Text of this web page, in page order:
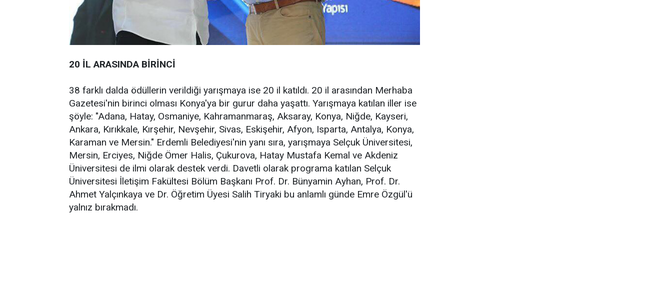
20 İL ARASINDA BİRİNCİ
38 farklı dalda ödüllerin verildiği yarışmaya ise 20 il katıldı. 20 il arasından Merhaba
Gazetesi'nin birinci olması Konya'ya bir gurur daha yaşattı. Yarışmaya katılan iller ise
şöyle: "Adana, Hatay, Osmaniye, Kahramanmaraş, Aksaray, Konya, Niğde, Kayseri,
Ankara, Kırıkkale, Kırşehir, Nevşehir, Sivas, Eskişehir, Afyon, Isparta, Antalya, Konya,
Karaman ve Mersin." Erdemli Belediyesi'nin yanı sıra, yarışmaya Selçuk Üniversitesi,
Mersin, Erciyes, Niğde Ömer Halis, Çukurova, Hatay Mustafa Kemal ve Akdeniz
Üniversitesi de ilmi olarak destek verdi. Davetli olarak programa katılan Selçuk
Üniversitesi İletişim Fakültesi Bölüm Başkanı Prof. Dr. Bünyamin Ayhan, Prof. Dr.
Ahmet Yalçınkaya ve Dr. Öğretim Üyesi Salih Tiryaki bu anlamlı günde Emre Özgül'ü
yalnız bırakmadı.